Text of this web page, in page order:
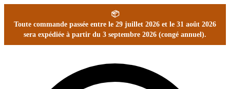
📦
Toute commande passée entre le 29 juillet 2026 et le 31 août 2026
sera expédiée à partir du 3 septembre 2026 (congé annuel).